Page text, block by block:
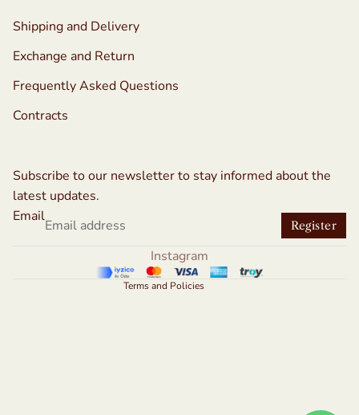
Shipping and Delivery
Exchange and Return
Frequently Asked Questions
Contracts
Subscribe to our newsletter to stay informed about the
latest updates.
Email
Register
Instagram
Terms and Policies